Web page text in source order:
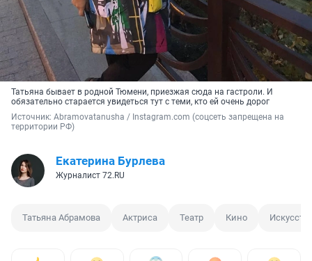
Татьяна бывает в родной Тюмени, приезжая сюда на гастроли. И
обязательно старается увидеться тут с теми, кто ей очень дорог
Источник: Abramovatanusha / Instagram.com (соцсеть запрещена на
территории РФ)
Екатерина Бурлева
Журналист 72.RU
Татьяна Абрамова Актриса Театр Кино